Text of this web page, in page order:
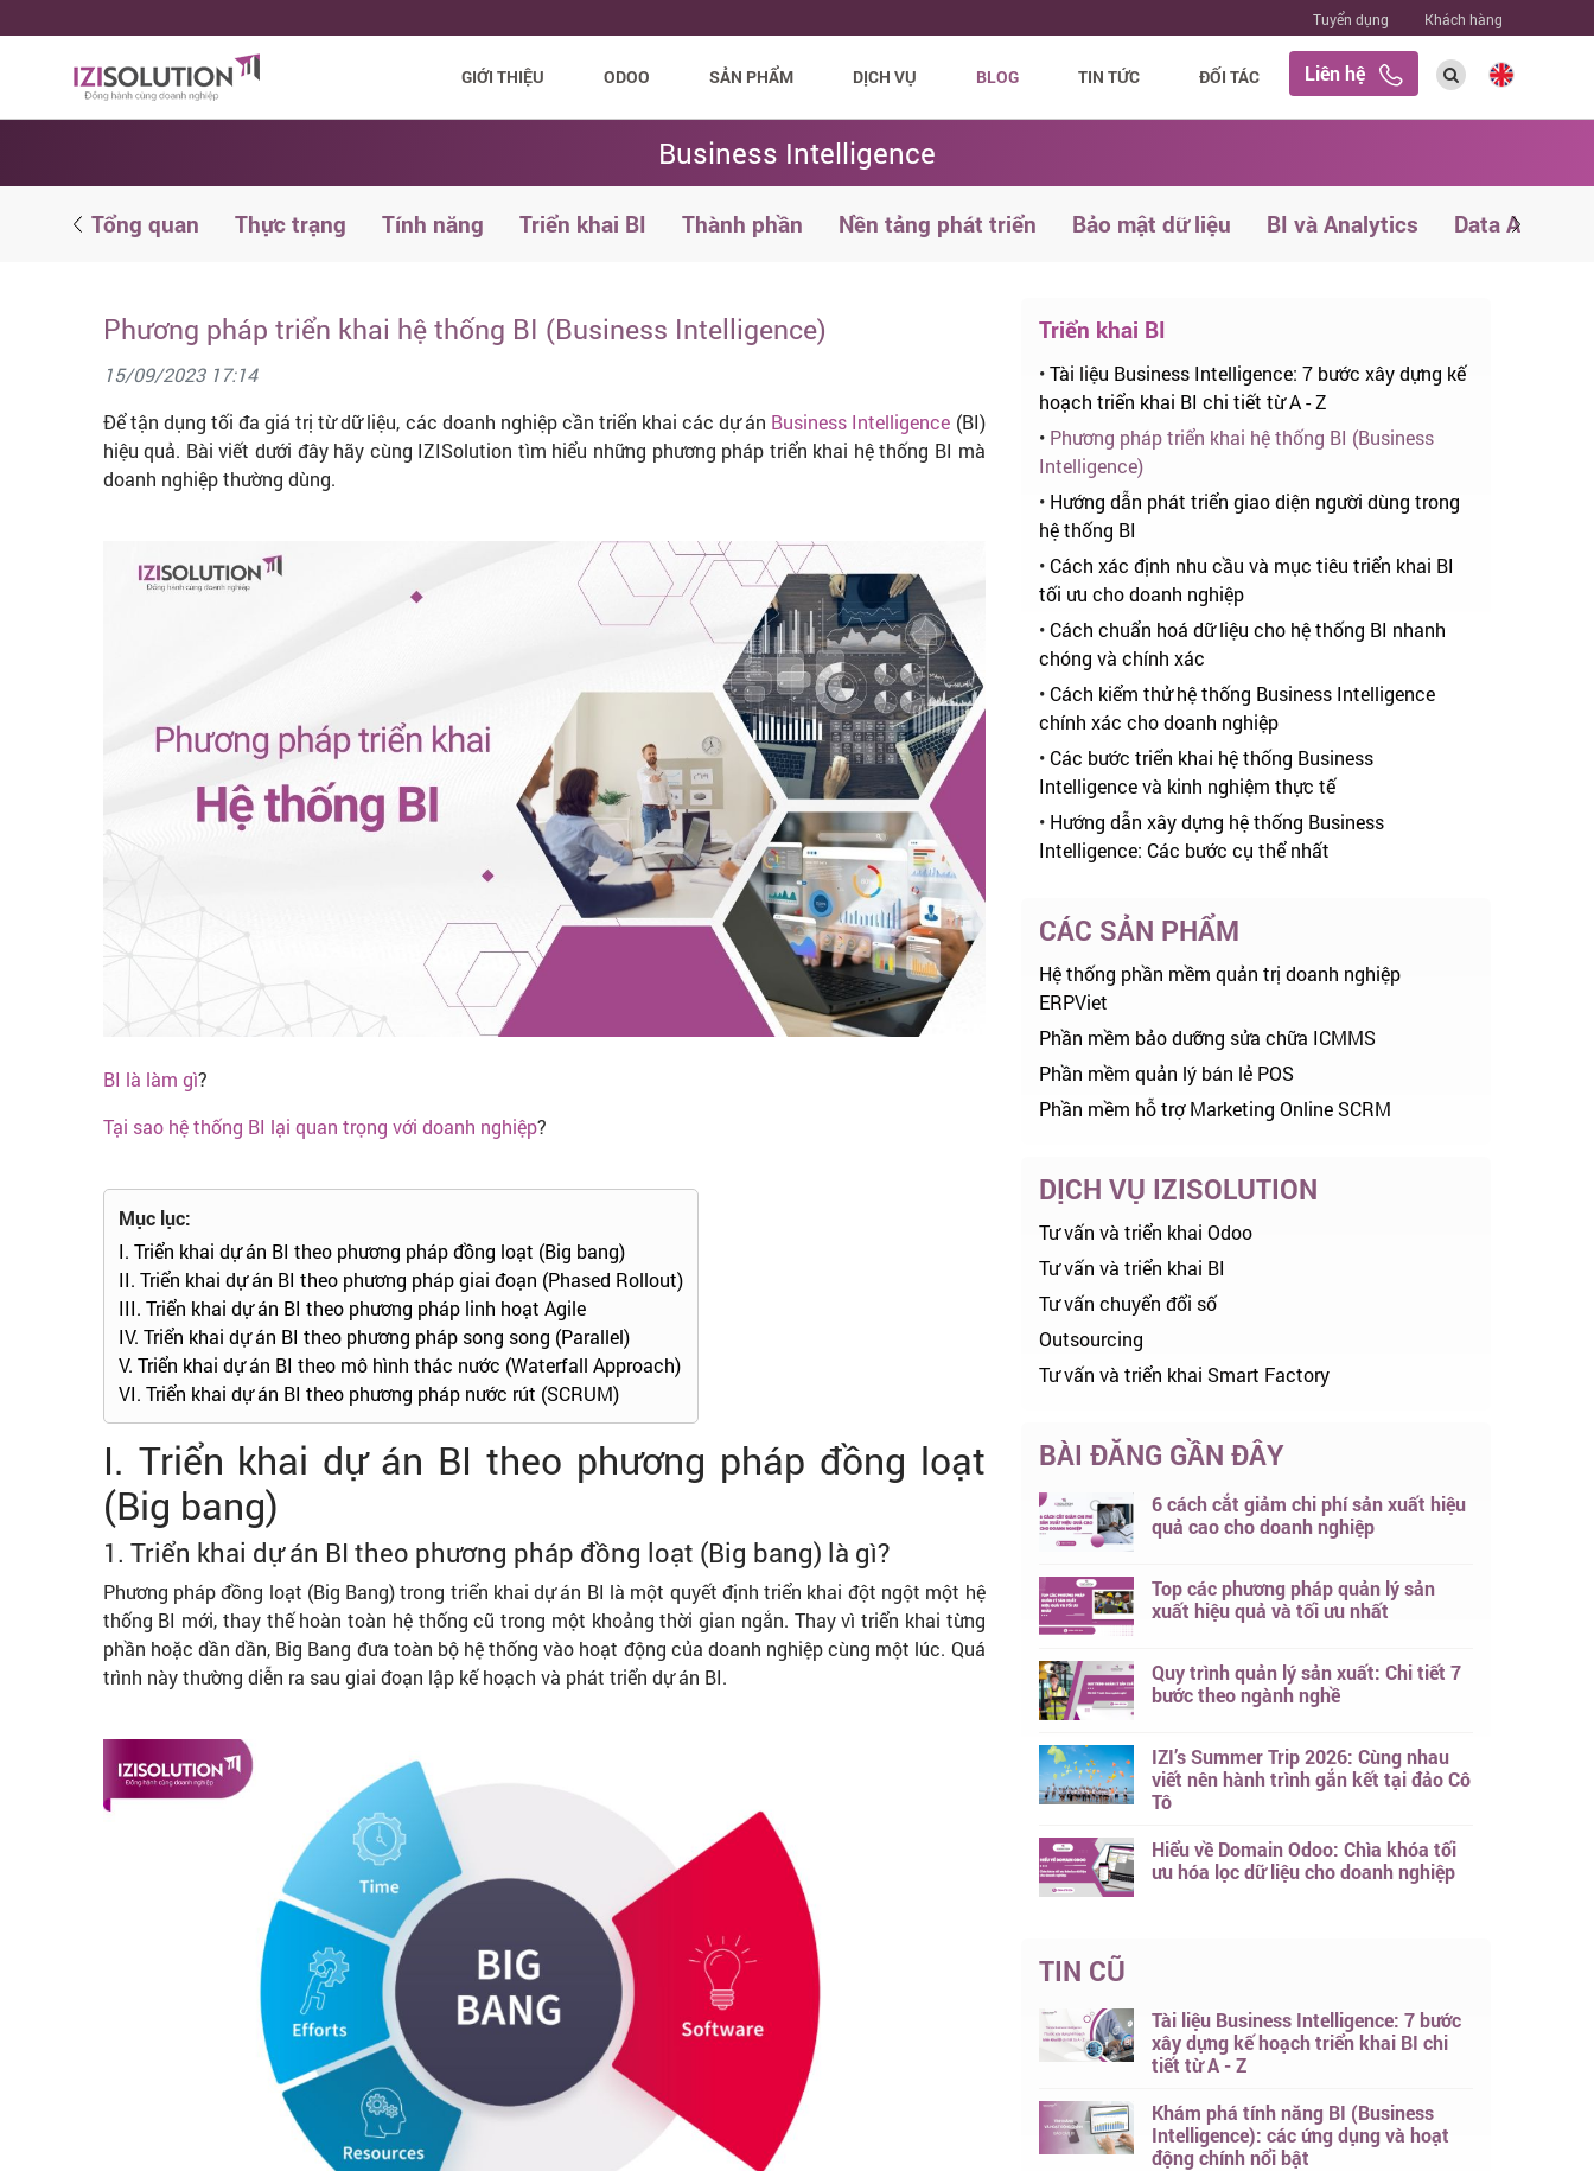
Tuyển dụng Khách hàng
GIỚI THIỆU ODOO SẢN PHẨM DỊCH VỤ BLOG TIN TỨC ĐỐI TÁC Liên hệ
Business Intelligence
Tổng quan Thực trạng Tính năng Triển khai BI Thành phần Nền tảng phát triển Bảo mật dữ liệu BI và Analytics Data Analyst
Phương pháp triển khai hệ thống BI (Business Intelligence)
15/09/2023 17:14
Để tận dụng tối đa giá trị từ dữ liệu, các doanh nghiệp cần triển khai các dự án Business Intelligence (BI)
hiệu quả. Bài viết dưới đây hãy cùng IZISolution tìm hiểu những phương pháp triển khai hệ thống BI mà
doanh nghiệp thường dùng.
BI là làm gì?
Tại sao hệ thống BI lại quan trọng với doanh nghiệp?
Mục lục:
I. Triển khai dự án BI theo phương pháp đồng loạt (Big bang)
II. Triển khai dự án BI theo phương pháp giai đoạn (Phased Rollout)
III. Triển khai dự án BI theo phương pháp linh hoạt Agile
IV. Triển khai dự án BI theo phương pháp song song (Parallel)
V. Triển khai dự án BI theo mô hình thác nước (Waterfall Approach)
VI. Triển khai dự án BI theo phương pháp nước rút (SCRUM)
I. Triển khai dự án BI theo phương pháp đồng loạt
(Big bang)
1. Triển khai dự án BI theo phương pháp đồng loạt (Big bang) là gì?
Phương pháp đồng loạt (Big Bang) trong triển khai dự án BI là một quyết định triển khai đột ngột một hệ
thống BI mới, thay thế hoàn toàn hệ thống cũ trong một khoảng thời gian ngắn. Thay vì triển khai từng
phần hoặc dần dần, Big Bang đưa toàn bộ hệ thống vào hoạt động của doanh nghiệp cùng một lúc. Quá
trình này thường diễn ra sau giai đoạn lập kế hoạch và phát triển dự án BI.
Triển khai BI
•Tài liệu Business Intelligence: 7 bước xây dựng kế
hoạch triển khai BI chi tiết từ A - Z
• Phương pháp triển khai hệ thống BI (Business
Intelligence)
• Hướng dẫn phát triển giao diện người dùng trong
hệ thống BI
• Cách xác định nhu cầu và mục tiêu triển khai BI
tối ưu cho doanh nghiệp
• Cách chuẩn hoá dữ liệu cho hệ thống BI nhanh
chóng và chính xác
• Cách kiểm thử hệ thống Business Intelligence
chính xác cho doanh nghiệp
• Các bước triển khai hệ thống Business
Intelligence và kinh nghiệm thực tế
• Hướng dẫn xây dựng hệ thống Business
Intelligence: Các bước cụ thể nhất
CÁC SẢN PHẨM
Hệ thống phần mềm quản trị doanh nghiệp
ERPViet
Phần mềm bảo dưỡng sửa chữa ICMMS
Phần mềm quản lý bán lẻ POS
Phần mềm hỗ trợ Marketing Online SCRM
DỊCH VỤ IZISOLUTION
Tư vấn và triển khai Odoo
Tư vấn và triển khai BI
Tư vấn chuyển đổi số
Outsourcing
Tư vấn và triển khai Smart Factory
BÀI ĐĂNG GẦN ĐÂY
6 cách cắt giảm chi phí sản xuất hiệu
quả cao cho doanh nghiệp
Top các phương pháp quản lý sản
xuất hiệu quả và tối ưu nhất
Quy trình quản lý sản xuất: Chi tiết 7
bước theo ngành nghề
IZI’s Summer Trip 2026: Cùng nhau
viết nên hành trình gắn kết tại đảo Cô
Tô
Hiểu về Domain Odoo: Chìa khóa tối
ưu hóa lọc dữ liệu cho doanh nghiệp
TIN CŨ
Tài liệu Business Intelligence: 7 bước
xây dựng kế hoạch triển khai BI chi
tiết từ A - Z
Khám phá tính năng BI (Business
Intelligence): các ứng dụng và hoạt
động chính nổi bật